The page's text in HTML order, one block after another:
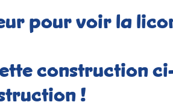
pour voir la
construction
!